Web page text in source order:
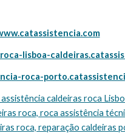
lisboa-
roca-
roca, roca assistência
roca, reparação caldeiras